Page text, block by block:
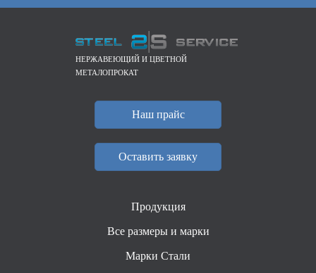
НЕРЖАВЕЮЩИЙ И ЦВЕТНОЙ
МЕТАЛОПРОКАТ
Наш прайс
Оставить заявку
Продукция
Все размеры и марки
Марки Стали